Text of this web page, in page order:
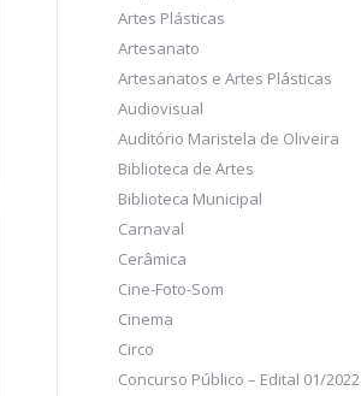
Artes Plásticas
Artesanato
Artesanatos e Artes Plásticas
Audiovisual
Auditório Maristela de Oliveira
Biblioteca de Artes
Biblioteca Municipal
Carnaval
Cerâmica
Cine-Foto-Som
Cinema
Circo
Concurso Público – Edital 01/2022